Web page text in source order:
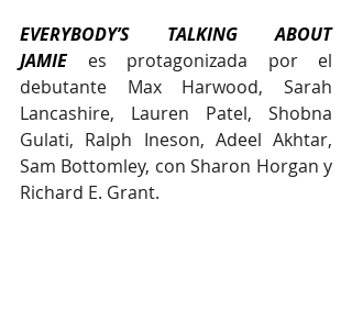
EVERYBODY’S TALKING ABOUT
JAMIE es protagonizada por el
debutante Max Harwood, Sarah
Lancashire, Lauren Patel, Shobna
Gulati, Ralph Ineson, Adeel Akhtar,
Sam Bottomley, con Sharon Horgan y
Richard E. Grant.